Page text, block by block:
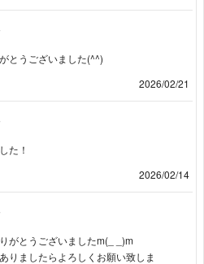
とうございました(^^)
2026/02/21
た！
2026/02/14
がとうございましたm(_ _)m
りましたらよろしくお願い致しま